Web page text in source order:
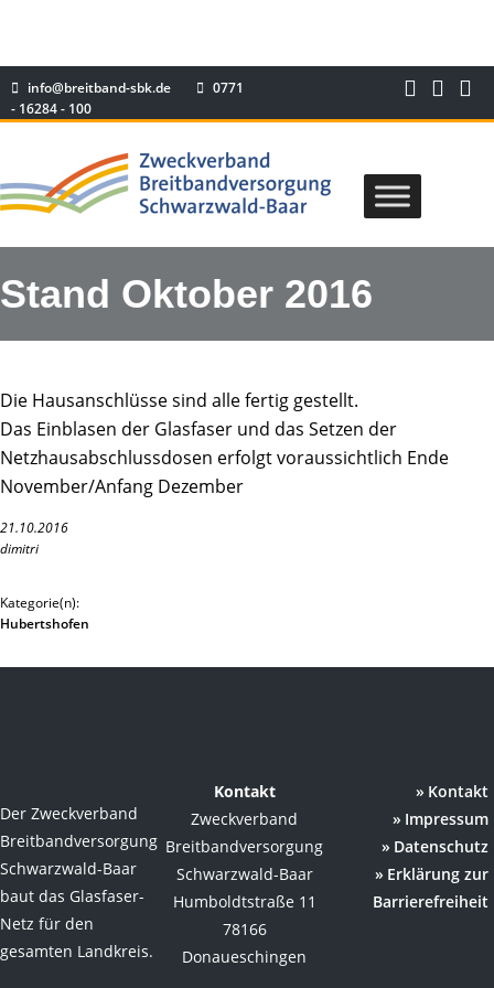
info@breitband-sbk.de
0771
- 16284 - 100
Stand Oktober 2016
Die Hausanschlüsse sind alle fertig gestellt.
Das Einblasen der Glasfaser und das Setzen der
Netzhausabschlussdosen erfolgt voraussichtlich Ende
November/Anfang Dezember
21.10.2016
dimitri
Kategorie(n):
Hubertshofen
Der Zweckverband
Breitbandversorgung
Schwarzwald-Baar
baut das Glasfaser-
Netz für den
gesamten Landkreis.
Kontakt
Zweckverband
Breitbandversorgung
Schwarzwald-Baar
Humboldtstraße 11
78166
Donaueschingen
Kontakt
Impressum
Datenschutz
Erklärung zur
Barrierefreiheit